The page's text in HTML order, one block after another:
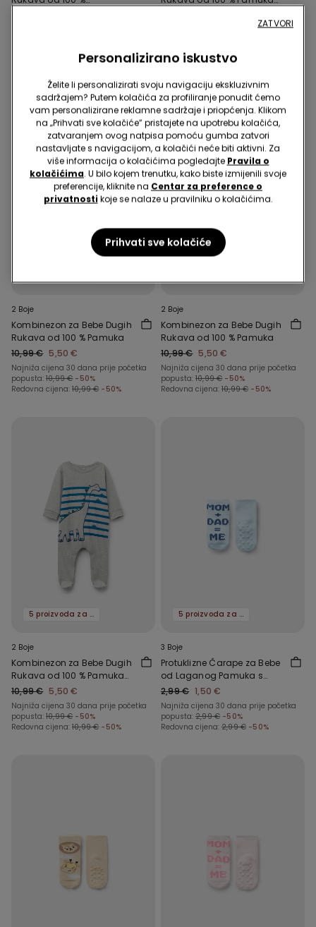
Najniža cijena 30 dana prije početka
Redovna cijena:
2 Boje
Kombinezon za Bebe Dugih
Rukava od 100 % Pamuka
10,99 € 5,50 €
Najniža cijena 30 dana prije početka
popusta: 10,99 € -50%
Redovna cijena: 10,99 € -50%
2 Boje
Kombinezon za Bebe Dugih
Rukava od 100 % Pamuka
10,99 € 5,50 €
Najniža cijena 30 dana prije početka
popusta: 10,99 € -50%
Redovna cijena: 10,99 € -50%
5 proizvoda za -70%
2 Boje
Kombinezon za Bebe Dugih
Rukava od 100 % Pamuka
sa Stopalima
10,99 € 5,50 €
Najniža cijena 30 dana prije početka
popusta: 10,99 € -50%
Redovna cijena: 10,99 € -50%
5 proizvoda za -70%
3 Boje
Protuklizne Čarape za Bebe
od Laganog Pamuka s
Uzorkom
2,99 € 1,50 €
Najniža cijena 30 dana prije početka
popusta: 2,99 € -50%
Redovna cijena: 2,99 € -50%
Personalizirano iskustvo
Želite li personalizirati svoju navigaciju ekskluzivnim
sadržajem? Putem kolačića za profiliranje ponudit ćemo
vam personalizirane reklamne sadržaje i priopćenja. Klikom
na „Prihvati sve kolačiće” pristajete na upotrebu kolačića,
zatvaranjem ovog natpisa pomoću gumba zatvori
nastavljate s navigacijom, a kolačići neće biti aktivni. Za
više informacija o kolačićima pogledajte Pravila o
kolačićima. U bilo kojem trenutku, kako biste izmijenili svoje
preferencije, kliknite na Centar za preference o
privatnostikoje se nalaze u pravilniku o kolačićima.
Prihvati sve kolačiće
ZATVORI